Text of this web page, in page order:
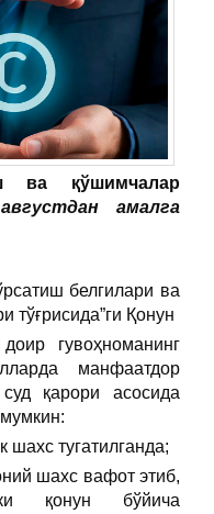
ва қўшимчалар
амалга
белгилари ва
тўғрисида”ги Қонун
гувоҳноманинг
манфаатдор
қарори асосида
шахс тугатилганда;
шахс вафот этиб,
қонун бўйича